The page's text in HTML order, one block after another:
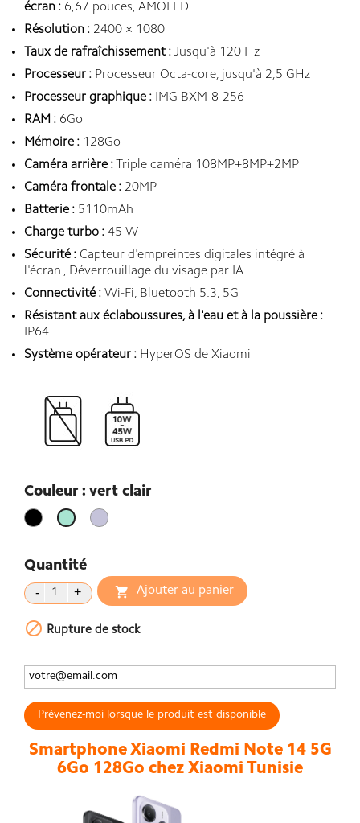
écran : 6,67 pouces, AMOLED
Résolution : 2400 × 1080
Taux de rafraîchissement :Jusqu'à 120 Hz
Processeur : Processeur Octa-core, jusqu'à 2,5 GHz
Processeur graphique : IMG BXM-8-256
RAM : 6Go
Mémoire : 128Go
Caméra arrière : Triple caméra 108MP+8MP+2MP
Caméra frontale : 20MP
Batterie : 5110mAh
Charge turbo : 45 W
Sécurité : Capteur d'empreintes digitales intégré à
l'écran , Déverrouillage du visage par IA
Connectivité : Wi-Fi, Bluetooth 5.3, 5G
Résistant aux éclaboussures, à l'eau et à la poussière :
IP64
Système opérateur : HyperOS de Xiaomi
Couleur : vert clair
Noir
vert
Violet
Quantité
 Ajouter au panier
 Rupture de stock
Prévenez-moi lorsque le produit est disponible
Smartphone Xiaomi Redmi Note 14 5G
6Go 128Go chez Xiaomi Tunisie